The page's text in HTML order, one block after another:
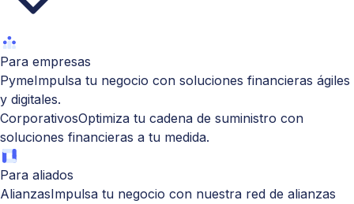
Para empresas
PymeImpulsa tu negocio con soluciones financieras ágiles
y digitales.
CorporativosOptimiza tu cadena de suministro con
soluciones financieras a tu medida.
Para aliados
AlianzasImpulsa tu negocio con nuestra red de alianzas